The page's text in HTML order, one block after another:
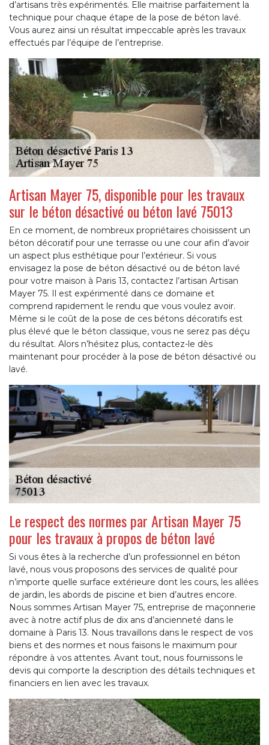
d’artisans très expérimentés. Elle maitrise parfaitement la
technique pour chaque étape de la pose de béton lavé.
Vous aurez ainsi un résultat impeccable après les travaux
effectués par l’équipe de l’entreprise.
Artisan Mayer 75, disponible pour les travaux
sur le béton désactivé ou béton lavé 75013
En ce moment, de nombreux propriétaires choisissent un
béton décoratif pour une terrasse ou une cour afin d’avoir
un aspect plus esthétique pour l’extérieur. Si vous
envisagez la pose de béton désactivé ou de béton lavé
pour votre maison à Paris 13, contactez l’artisan Artisan
Mayer 75. Il est expérimenté dans ce domaine et
comprend rapidement le rendu que vous voulez avoir.
Même si le coût de la pose de ces bétons décoratifs est
plus élevé que le béton classique, vous ne serez pas déçu
du résultat. Alors n’hésitez plus, contactez-le dès
maintenant pour procéder à la pose de béton désactivé ou
lavé.
Le respect des normes par Artisan Mayer 75
pour les travaux à propos de béton lavé
Si vous êtes à la recherche d’un professionnel en béton
lavé, nous vous proposons des services de qualité pour
n’importe quelle surface extérieure dont les cours, les allées
de jardin, les abords de piscine et bien d’autres encore.
Nous sommes Artisan Mayer 75, entreprise de maçonnerie
avec à notre actif plus de dix ans d’ancienneté dans le
domaine à Paris 13. Nous travaillons dans le respect de vos
biens et des normes et nous faisons le maximum pour
répondre à vos attentes. Avant tout, nous fournissons le
devis qui comporte la description des détails techniques et
financiers en lien avec les travaux.